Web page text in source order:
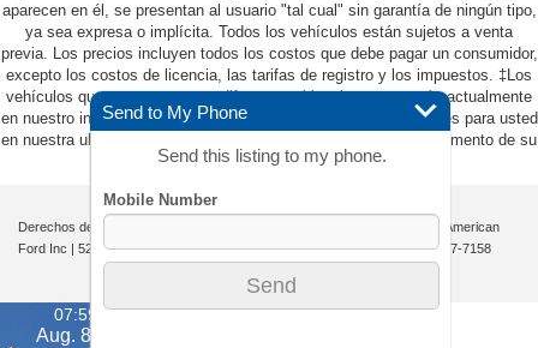
aparecen en él, se presentan al usuario "tal cual" sin garantía de ningún tipo,
ya sea expresa o implícita. Todos los vehículos están sujetos a venta
previa. Los precios incluyen todos los costos que debe pagar un consumidor,
excepto los costos de licencia, las tarifas de registro y los impuestos. ‡Los
vehículos que se muestran en diferentes ubicaciones no están actualmente
en nuestro inventario (no en stock), pero pueden estar disponibles para usted
en nuestra ubicación dentro de una fecha razonable desde el momento de su
solicitud, que no exceda una semana.
Derechos de autor © 2026
| All American
Ford Inc
520 River Street,Hackensack,NJ07601-5907| Ventas:201-957-7158
07:59 pm
Aug. 8, 2026
Send to My Phone
Send this listing to my phone.